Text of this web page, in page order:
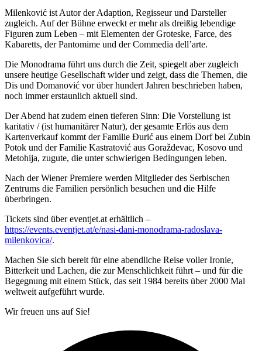
Milenković ist Autor der Adaption, Regisseur und Darsteller
zugleich. Auf der Bühne erweckt er mehr als dreißig lebendige
Figuren zum Leben – mit Elementen der Groteske, Farce, des
Kabaretts, der Pantomime und der Commedia dell’arte.
Die Monodrama führt uns durch die Zeit, spiegelt aber zugleich
unsere heutige Gesellschaft wider und zeigt, dass die Themen, die
Dis und Domanović vor über hundert Jahren beschrieben haben,
noch immer erstaunlich aktuell sind.
Der Abend hat zudem einen tieferen Sinn: Die Vorstellung ist
karitativ / (ist humanitärer Natur), der gesamte Erlös aus dem
Kartenverkauf kommt der Familie Đurić aus einem Dorf bei Zubin
Potok und der Familie Kastratović aus Goraždevac, Kosovo und
Metohija, zugute, die unter schwierigen Bedingungen leben.
Nach der Wiener Premiere werden Mitglieder des Serbischen
Zentrums die Familien persönlich besuchen und die Hilfe
überbringen.
Tickets sind über eventjet.at erhältlich –
https://events.eventjet.at/e/nasi-dani-monodrama-radoslava-
milenkovica/.
Machen Sie sich bereit für eine abendliche Reise voller Ironie,
Bitterkeit und Lachen, die zur Menschlichkeit führt – und für die
Begegnung mit einem Stück, das seit 1984 bereits über 2000 Mal
weltweit aufgeführt wurde.
Wir freuen uns auf Sie!